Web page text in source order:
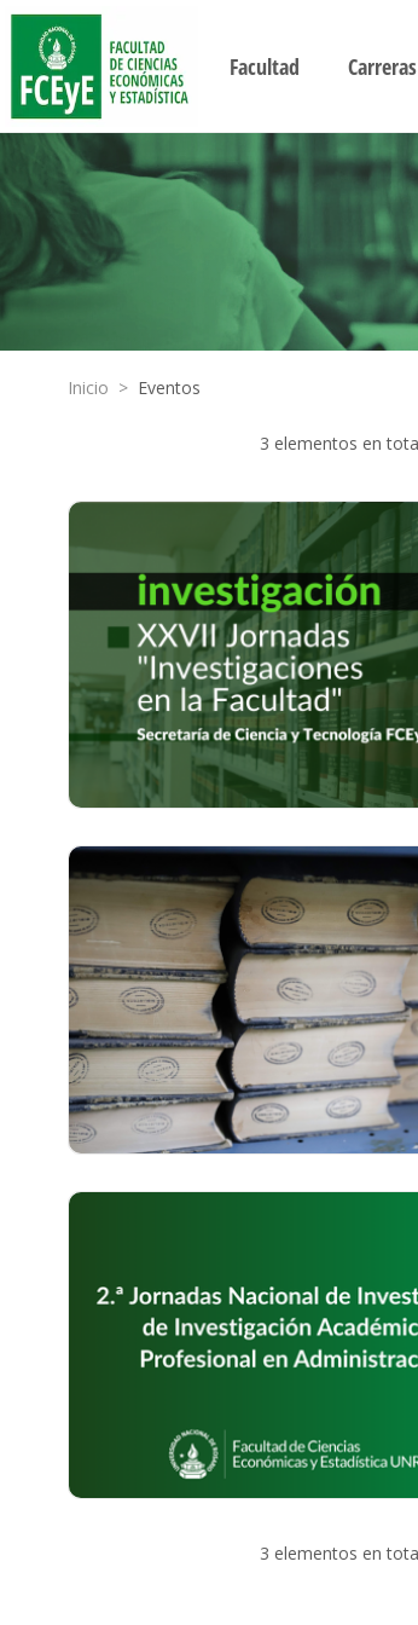
Facultad Carreras
Inicio > Eventos
3 elementos en
3 elementos en